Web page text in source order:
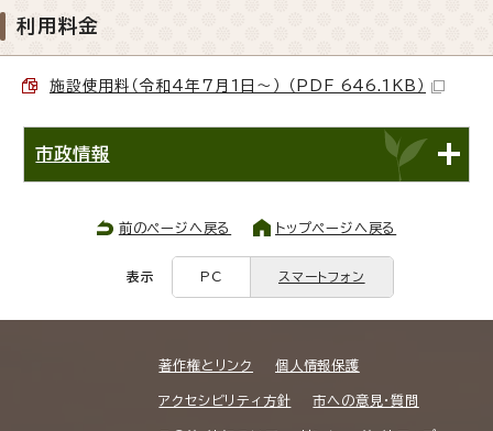
利用料金
施設使用料（令和4年7月1日～） （PDF 646.1KB）
市政情報
前のページへ戻る トップページへ戻る
表示 PC スマートフォン
著作権とリンク 個人情報保護
アクセシビリティ方針 市への意見・質問